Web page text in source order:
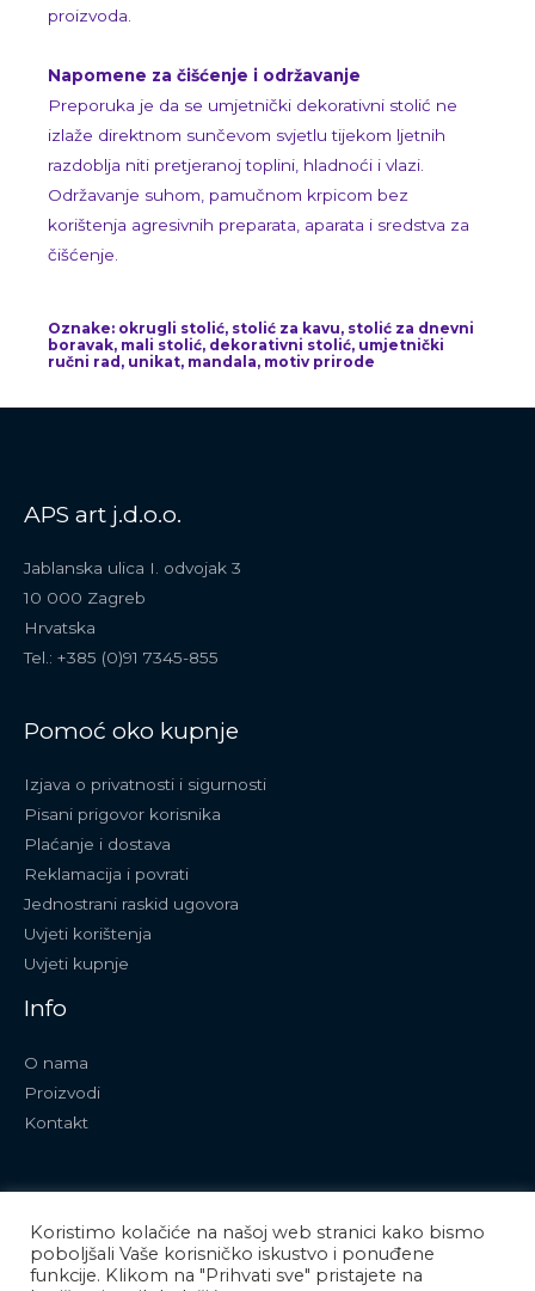
proizvoda.
Napomene za čišćenje i održavanje
Preporuka je da se umjetnički dekorativni stolić ne
izlaže direktnom sunčevom svjetlu tijekom ljetnih
razdoblja niti pretjeranoj toplini, hladnoći i vlazi.
Održavanje suhom, pamučnom krpicom bez
korištenja agresivnih preparata, aparata i sredstva za
čišćenje.
Oznake: okrugli stolić, stolić za kavu, stolić za dnevni
boravak, mali stolić, dekorativni stolić, umjetnički
ručni rad, unikat, mandala, motiv prirode
APS art j.d.o.o.
Jablanska ulica I. odvojak 3
10 000 Zagreb
Hrvatska
Tel.: +385 (0)91 7345-855
Pomoć oko kupnje
Izjava o privatnosti i sigurnosti
Pisani prigovor korisnika
Plaćanje i dostava
Reklamacija i povrati
Jednostrani raskid ugovora
Uvjeti korištenja
Uvjeti kupnje
Info
O nama
Proizvodi
Kontakt
Koristimo kolačiće na našoj web stranici kako bismo
poboljšali Vaše korisničko iskustvo i ponuđene
funkcije. Klikom na "Prihvati sve" pristajete na